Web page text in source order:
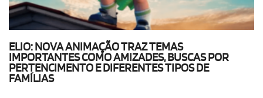
ELIO: NOVA ANIMAÇÃO TRAZ TEMAS
IMPORTANTES COMO AMIZADES, BUSCAS POR
PERTENCIMENTO E DIFERENTES TIPOS DE
FAMÍLIAS